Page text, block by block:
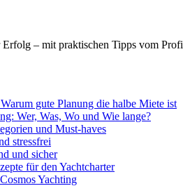
– mit praktischen Tipps vom Profi
gute Planung die halbe Miete ist
Wer, Was, Wo und Wie lange?
und Must-haves
stressfrei
und sicher
für den Yachtcharter
Yachting